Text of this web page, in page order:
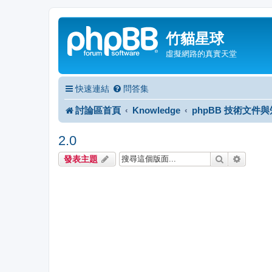
竹貓星球
虛擬網路的真實天堂
快速連結 問答集
討論區首頁 Knowledge phpBB 技術文件與
2.0
發表主題 搜尋